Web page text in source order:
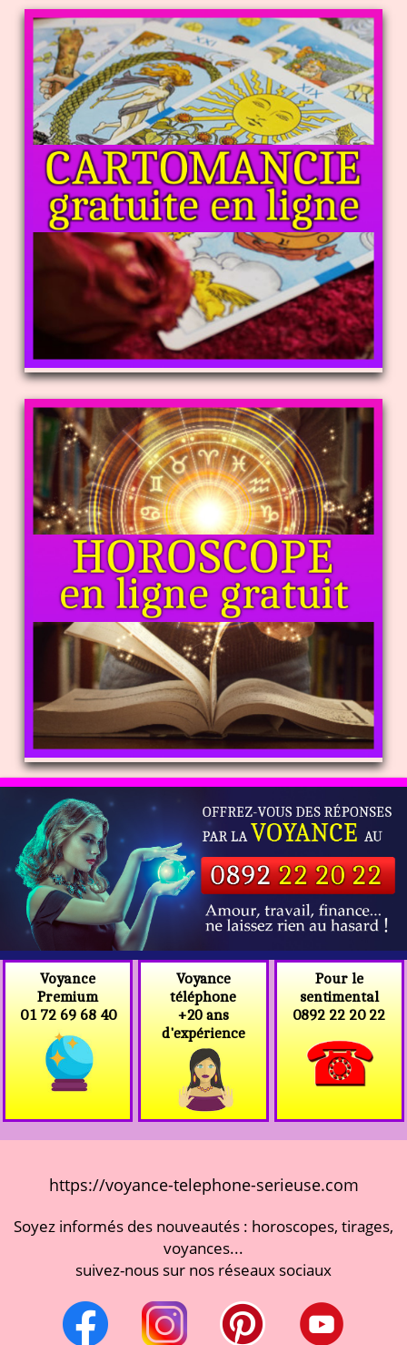
Voyance
Premium
01 72 69 68 40
Voyance
téléphone
+20 ans
d'expérience
Pour le
sentimental
0892 22 20 22
https://voyance-telephone-serieuse.com
Soyez informés des nouveautés : horoscopes, tirages,
voyances...
suivez-nous sur nos réseaux sociaux